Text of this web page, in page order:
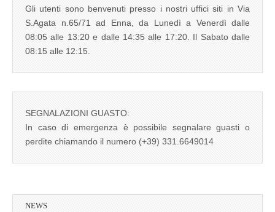
Gli utenti sono benvenuti presso i nostri uffici siti in Via
S.Agata n.65/71 ad Enna, da Lunedì a Venerdì dalle
08:05 alle 13:20 e dalle 14:35 alle 17:20. Il Sabato dalle
08:15 alle 12:15.
SEGNALAZIONI GUASTO:
In caso di emergenza è possibile segnalare guasti o
perdite chiamando il numero (+39) 331.6649014
NEWS